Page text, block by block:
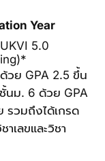
Year
5.0
วย GPA 2.5 ขึ้น
ชั้นม. 6 ด้วย GPA
รวมถึงได้เกรด
เลขและวิชา